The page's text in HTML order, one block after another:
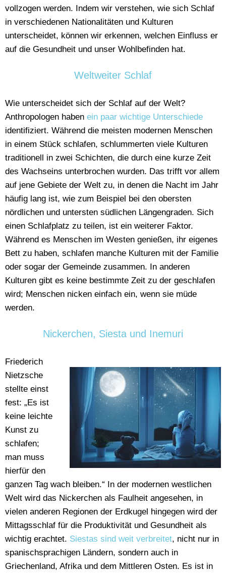
vollzogen werden. Indem wir verstehen, wie sich Schlaf
in verschiedenen Nationalitäten und Kulturen
unterscheidet, können wir erkennen, welchen Einfluss er
auf die Gesundheit und unser Wohlbefinden hat.
Weltweiter Schlaf
Wie unterscheidet sich der Schlaf auf der Welt?
Anthropologen haben ein paar wichtige Unterschiede
identifiziert. Während die meisten modernen Menschen
in einem Stück schlafen, schlummerten viele Kulturen
traditionell in zwei Schichten, die durch eine kurze Zeit
des Wachseins unterbrochen wurden. Das trifft vor allem
auf jene Gebiete der Welt zu, in denen die Nacht im Jahr
häufig lang ist, wie zum Beispiel bei den obersten
nördlichen und untersten südlichen Längengraden. Sich
einen Schlafplatz zu teilen, ist ein weiterer Faktor.
Während es Menschen im Westen genießen, ihr eigenes
Bett zu haben, schlafen manche Kulturen mit der Familie
oder sogar der Gemeinde zusammen. In anderen
Kulturen gibt es keine bestimmte Zeit zu der geschlafen
wird; Menschen nicken einfach ein, wenn sie müde
werden.
Nickerchen, Siesta und Inemuri
Friederich
Nietzsche
stellte einst
fest: „Es ist
keine leichte
Kunst zu
schlafen;
man muss
hierfür den
ganzen Tag wach bleiben.“ In der modernen westlichen
Welt wird das Nickerchen als Faulheit angesehen, in
vielen anderen Regionen der Erdkugel hingegen wird der
Mittagsschlaf für die Produktivität und Gesundheit als
wichtig erachtet. Siestas sind weit verbreitet, nicht nur in
spanischsprachigen Ländern, sondern auch in
Griechenland, Afrika und dem Mittleren Osten. Es ist in